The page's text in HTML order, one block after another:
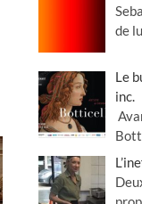
de
Le
inc.